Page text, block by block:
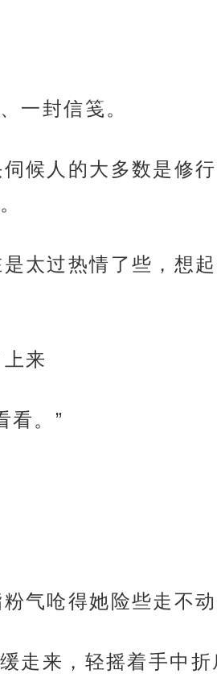
一封信笺。
候人的大多数是修
太过热情了些，想
来
看。”
气呛得她险些走不动
走来，轻摇着手中折